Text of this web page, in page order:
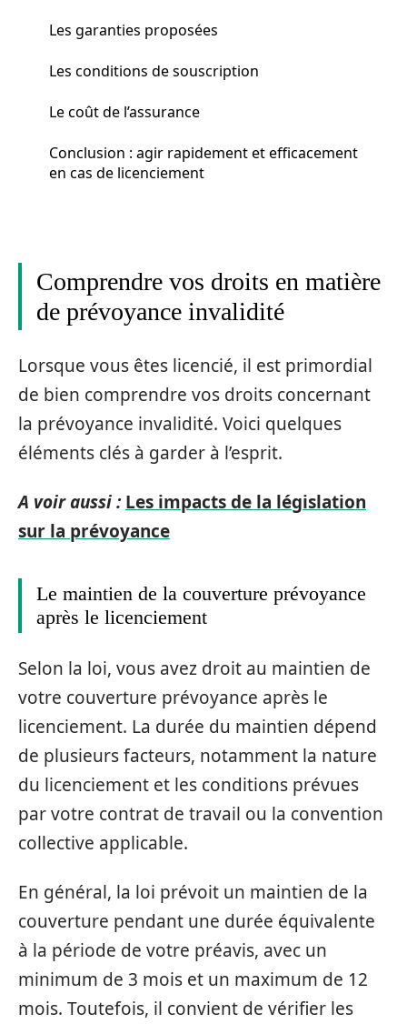
Les garanties proposées
Les conditions de souscription
Le coût de l’assurance
Conclusion : agir rapidement et efficacement
en cas de licenciement
Comprendre vos droits en matière
de prévoyance invalidité
Lorsque vous êtes licencié, il est primordial
de bien comprendre vos droits concernant
la prévoyance invalidité. Voici quelques
éléments clés à garder à l’esprit.
A voir aussi : Les impacts de la législation
sur la prévoyance
Le maintien de la couverture prévoyance
après le licenciement
Selon la loi, vous avez droit au maintien de
votre couverture prévoyance après le
licenciement. La durée du maintien dépend
de plusieurs facteurs, notamment la nature
du licenciement et les conditions prévues
par votre contrat de travail ou la convention
collective applicable.
En général, la loi prévoit un maintien de la
couverture pendant une durée équivalente
à la période de votre préavis, avec un
minimum de 3 mois et un maximum de 12
mois. Toutefois, il convient de vérifier les